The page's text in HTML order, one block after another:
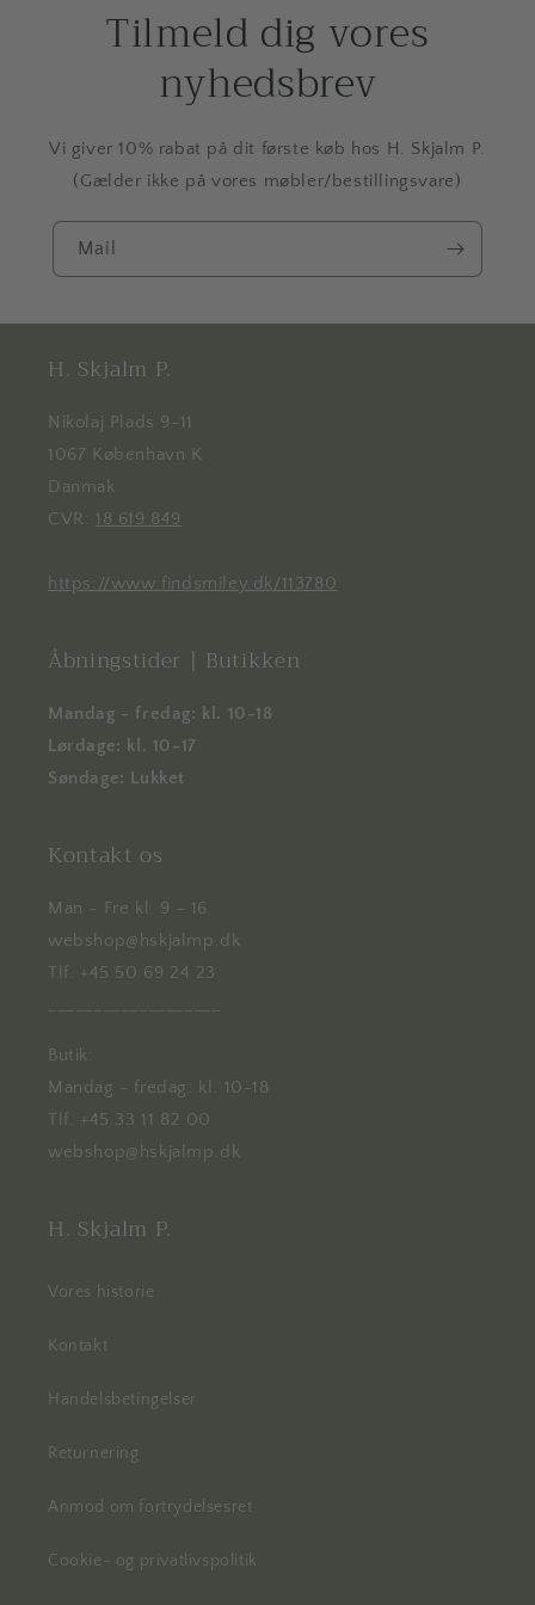
Tilmeld dig vores
nyhedsbrev
Vi giver 10% rabat på dit første køb hos H. Skjalm P.
(Gælder ikke på vores møbler/bestillingsvare)
Mail
H. Skjalm P.
Nikolaj Plads 9-11
1067 København K
Danmak
CVR: 18 619 849
https://www.findsmiley.dk/113780
Åbningstider | Butikken
Mandag - fredag: kl. 10-18
Lørdage: kl. 10-17
Søndage: Lukket
Kontakt os
Man - Fre kl. 9 - 16
webshop@hskjalmp.dk
Tlf. +45 50 69 24 23
Butik:
Mandag - fredag: kl. 10-18
Tlf. +45 33 11 82 00
webshop@hskjalmp.dk
H. Skjalm P.
Vores historie
Kontakt
Handelsbetingelser
Returnering
Anmod om fortrydelsesret
Cookie- og privatlivspolitik